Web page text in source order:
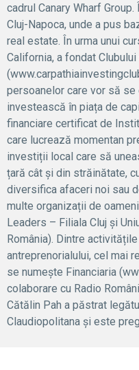
cadrul Canary Wharf
Cluj-Napoca, unde a pus
real estate. În urma unui
California, a fondat
persoanelor care vor să
investească în piața de
financiare certificat de
care lucrează momentan
investiții local care să
țară cât și din străinătate,
diversifica afaceri noi sau
multe organizații de
Leaders – Filiala Cluj și
România). Dintre
antreprenorialului, cel mai
se numește Financiaria
colaborare cu Radio
Cătălin Pah a păstrat
Claudiopolitana și este